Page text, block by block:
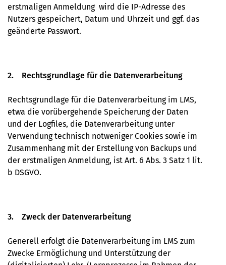
erstmaligen Anmeldung wird die IP-Adresse des
Nutzers gespeichert, Datum und Uhrzeit und ggf. das
geänderte Passwort.
2. Rechtsgrundlage für die Datenverarbeitung
Rechtsgrundlage für die Datenverarbeitung im LMS,
etwa die vorübergehende Speicherung der Daten
und der Logﬁles, die Datenverarbeitung unter
Verwendung technisch notweniger Cookies sowie im
Zusammenhang mit der Erstellung von Backups und
der erstmaligen Anmeldung, ist Art. 6 Abs. 3 Satz 1 lit.
b DSGVO.
3. Zweck der Datenverarbeitung
Generell erfolgt die Datenverarbeitung im LMS zum
Zwecke Ermöglichung und Unterstützung der